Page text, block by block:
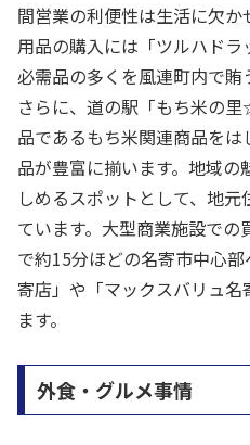
間営業の利便性は生活に欠
用品の購入には「ツルハド
必需品の多くを風連町内で賄
さらに、道の駅「もち米の
品であるもち米関連商品を
品が豊富に揃います。地域
しめるスポットとして、地
ています。大型商業施設で
で約15分ほどの名寄市中心
寄店」や「マックスバリュ
ます。
外食・グルメ事情